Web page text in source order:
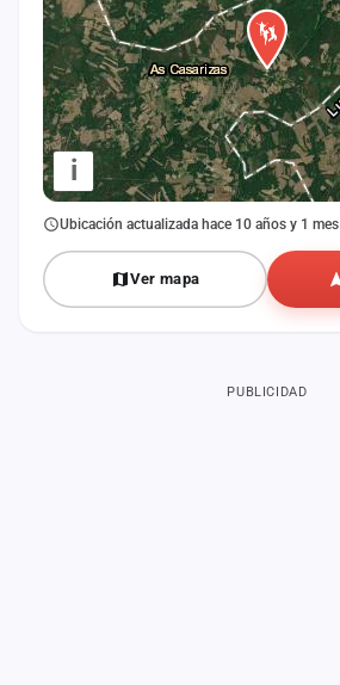
i
Ubicación actualizada hace 10 años y 1 mes
Ver mapa
PUBLICIDAD